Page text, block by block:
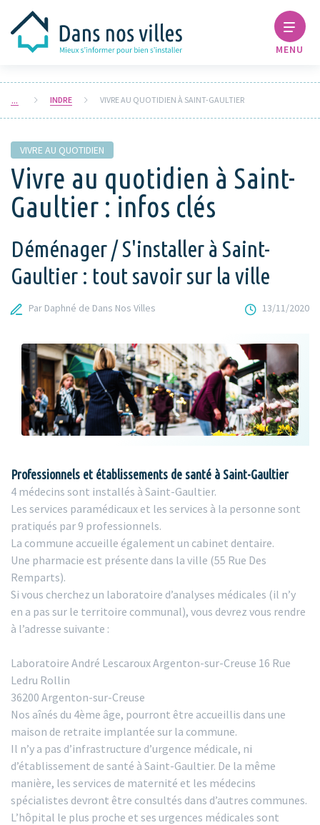
MENU
INDRE VIVRE AU QUOTIDIEN À SAINT-GAULTIER
VIVRE AU QUOTIDIEN
Vivre au quotidien à Saint-
Gaultier : infos clés
Déménager / S'installer à Saint-
Gaultier : tout savoir sur la ville
Par Daphné de Dans Nos Villes 13/11/2020
Professionnels et établissements de santé à Saint-Gaultier
4 médecins sont installés à Saint-Gaultier.
Les services paramédicaux et les services à la personne sont
pratiqués par 9 professionnels.
La commune accueille également un cabinet dentaire.
Une pharmacie est présente dans la ville (55 Rue Des
Remparts).
Si vous cherchez un laboratoire d’analyses médicales (il n’y
en a pas sur le territoire communal), vous devrez vous rendre
à l’adresse suivante :
Laboratoire André Lescaroux Argenton-sur-Creuse 16 Rue
Ledru Rollin
36200 Argenton-sur-Creuse
Nos aînés du 4ème âge, pourront être accueillis dans une
maison de retraite implantée sur la commune.
Il n’y a pas d’infrastructure d’urgence médicale, ni
d’établissement de santé à Saint-Gaultier. De la même
manière, les services de maternité et les médecins
spécialistes devront être consultés dans d’autres communes.
L’hôpital le plus proche et ses urgences médicales sont